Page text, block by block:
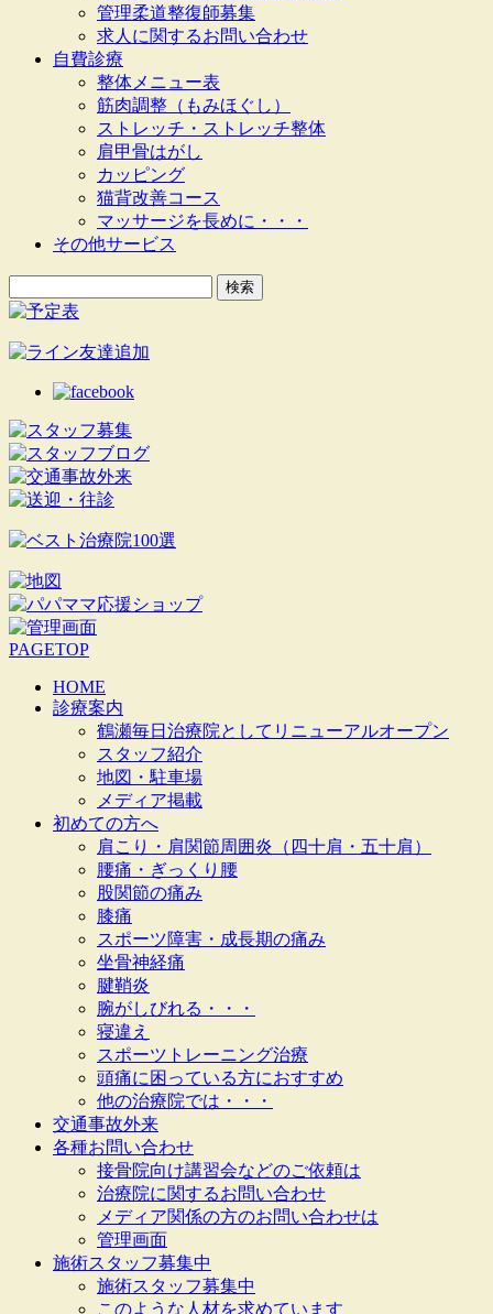
管理柔道整復師募集
求人に関するお問い合わせ
自費診療
整体メニュー表
筋肉調整（もみほぐし）
ストレッチ・ストレッチ整体
肩甲骨はがし
カッピング
猫背改善コース
マッサージを長めに・・・
その他サービス
索:
PAGETOP
HOME
診療案内
鶴瀬毎日治療院としてリニューアルオープン
スタッフ紹介
地図・駐車場
メディア掲載
初めての方へ
肩こり・肩関節周囲炎（四十肩・五十肩）
腰痛・ぎっくり腰
股関節の痛み
膝痛
スポーツ障害・成長期の痛み
坐骨神経痛
腱鞘炎
腕がしびれる・・・
寝違え
スポーツトレーニング治療
頭痛に困っている方におすすめ
他の治療院では・・・
交通事故外来
各種お問い合わせ
接骨院向け講習会などのご依頼は
治療院に関するお問い合わせ
メディア関係の方のお問い合わせは
管理画面
施術スタッフ募集中
施術スタッフ募集中
このような人材を求めています